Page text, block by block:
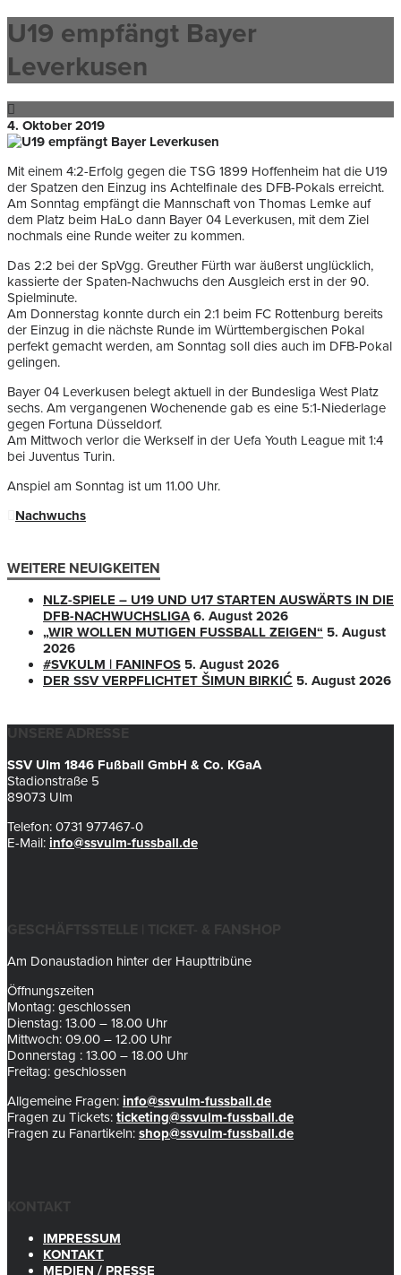
U19 empfängt Bayer
Leverkusen
4. Oktober 2019
Mit einem 4:2-Erfolg gegen die TSG 1899 Hoffenheim hat die U19
der Spatzen den Einzug ins Achtelfinale des DFB-Pokals erreicht.
Am Sonntag empfängt die Mannschaft von Thomas Lemke auf
dem Platz beim HaLo dann Bayer 04 Leverkusen, mit dem Ziel
nochmals eine Runde weiter zu kommen.
Das 2:2 bei der SpVgg. Greuther Fürth war äußerst unglücklich,
kassierte der Spaten-Nachwuchs den Ausgleich erst in der 90.
Spielminute.
Am Donnerstag konnte durch ein 2:1 beim FC Rottenburg bereits
der Einzug in die nächste Runde im Württembergischen Pokal
perfekt gemacht werden, am Sonntag soll dies auch im DFB-Pokal
gelingen.
Bayer 04 Leverkusen belegt aktuell in der Bundesliga West Platz
sechs. Am vergangenen Wochenende gab es eine 5:1-Niederlage
gegen Fortuna Düsseldorf.
Am Mittwoch verlor die Werkself in der Uefa Youth League mit 1:4
bei Juventus Turin.
Anspiel am Sonntag ist um 11.00 Uhr.
Nachwuchs
WEITERE NEUIGKEITEN
NLZ-SPIELE – U19 UND U17 STARTEN AUSWÄRTS IN DIE
DFB-NACHWUCHSLIGA 6. August 2026
„WIR WOLLEN MUTIGEN FUSSBALL ZEIGEN“
5. August
2026
#SVKULM | FANINFOS 5. August 2026
DER SSV VERPFLICHTET ŠIMUN BIRKIĆ 5. August 2026
UNSERE ADRESSE
SSV Ulm 1846 Fußball GmbH & Co. KGaA
Stadionstraße 5
89073 Ulm
Telefon: 0731 977467-0
E-Mail: info@ssvulm-fussball.de
GESCHÄFTSSTELLE | TICKET- & FANSHOP
Am Donaustadion hinter der Haupttribüne
Öffnungszeiten
Montag: geschlossen
Dienstag: 13.00 – 18.00 Uhr
Mittwoch: 09.00 – 12.00 Uhr
Donnerstag : 13.00 – 18.00 Uhr
Freitag: geschlossen
Allgemeine Fragen: info@ssvulm-fussball.de
Fragen zu Tickets: ticketing@ssvulm-fussball.de
Fragen zu Fanartikeln: shop@ssvulm-fussball.de
KONTAKT
IMPRESSUM
KONTAKT
MEDIEN / PRESSE